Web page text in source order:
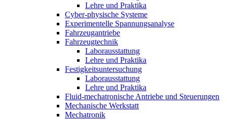
Lehre und Praktika
Cyber-physische Systeme
Experimentelle Spannungsanalyse
Fahrzeugantriebe
Fahrzeugtechnik
Laborausstattung
Lehre und Praktika
Festigkeitsuntersuchung
Laborausstattung
Lehre und Praktika
Fluid-mechatronische Antriebe und Steuerungen
Mechanische Werkstatt
Mechatronik